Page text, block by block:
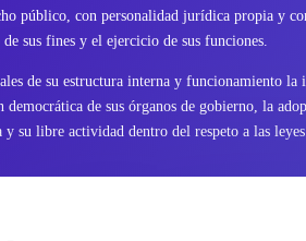
público, con personalidad jurídica propia y
sus fines y el ejercicio de sus funciones.
de su estructura interna y funcionamiento la
democrática de sus órganos de gobierno, la
y su libre actividad dentro del respeto a las leyes.